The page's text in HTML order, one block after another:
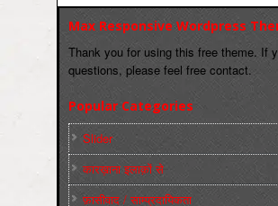
Max Responsive Wordpress
Thank you for using this free theme. If
questions, please feel free contact.
Popular Categories
Slider
कारख़ाना इलाक़ों से
फ़ासीवाद / साम्‍प्रदायिकता